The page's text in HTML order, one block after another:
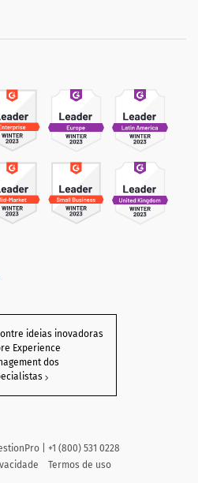
ideias inovadoras
Experience
dos
| +1 (800) 531 0228
Termos de uso